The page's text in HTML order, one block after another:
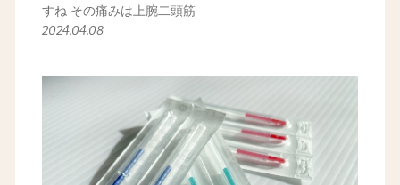
すね その痛みは上腕二頭筋
2024.04.08